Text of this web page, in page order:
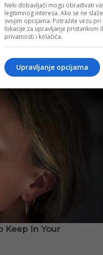
Neki dobavljači mogu obrađivati
legitimnog interesa. Ako se ne
svojim opcijama. Potražite vezu
lokacije za upravljanje pristankom
privatnosti i kolačića.
Upravljanje opcijama